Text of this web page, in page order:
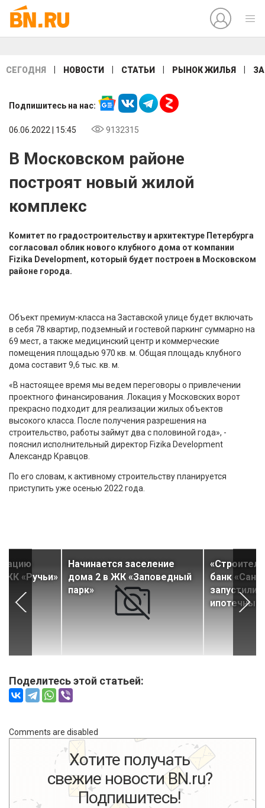
СЕГОДНЯ НОВОСТИ СТАТЬИ РЫНОК ЖИЛЬЯ
Подпишитесь на нас:
06.06.2022 | 15:45 9132315
В Московском районе
построят новый жилой
комплекс
Комитет по градостроительству и архитектуре Петербурга
согласовал облик нового клубного дома от компании
Fizika Development, который будет построен в Московском
районе города.
Объект премиум-класса на Заставской улице будет включать
в себя 78 квартир, подземный и гостевой паркинг суммарно на
69 мест, а также медицинский центр и коммерческие
помещения площадью 970 кв. м. Общая площадь клубного
дома составит 9,6 тыс. кв. м.
«В настоящее время мы ведем переговоры о привлечении
проектного финансирования. Локация у Московских ворот
прекрасно подходит для реализации жилых объектов
высокого класса. После получения разрешения на
строительство, работы займут два с половиной года», -
пояснил исполнительный директор Fizika Development
Александр Кравцов.
По его словам, к активному строительству планируется
приступить уже осенью 2022 года.
ЖК «Ручьи»
Начинается заселение
дома 2 в ЖК «Заповедный
парк»
банк
запустили
Поделитесь этой статьей:
Comments are disabled
Хотите получать
свежие новости BN.ru?
Подпишитесь!